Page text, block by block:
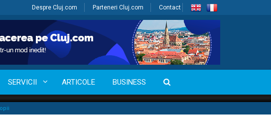
Despre Cluj.com Parteneri Cluj.com Contact
SERVICII ARTICOLE BUSINESS